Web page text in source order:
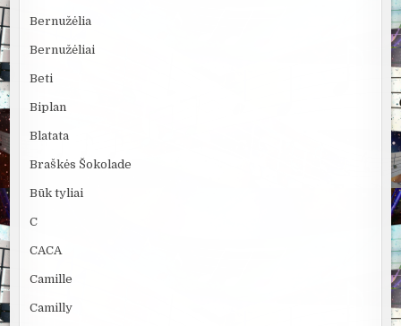
Bernužėlia
Bernužėliai
Beti
Biplan
Blatata
Braškės Šokolade
Būk tyliai
C
CACA
Camille
Camilly